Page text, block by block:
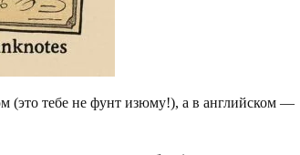
(это тебе не фунт изюму!), а в английском —